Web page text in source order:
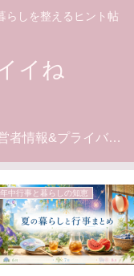
らしを整えるヒント帖
イね
運営者情報&プライバシーポリシー
年中行事と暮らしの知恵